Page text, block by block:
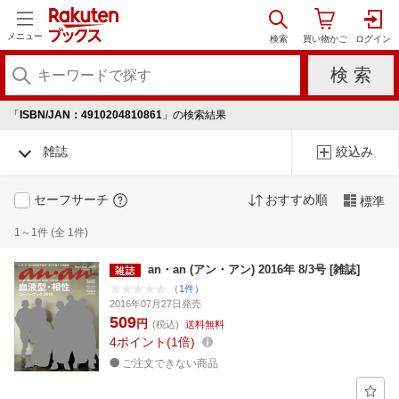
メニュー
「 ISBN/JAN：4910204810861 」の検索結果
雑誌 絞込み
セーフサーチ おすすめ順 標準
1～1件 (全 1件)
an・an (アン・アン) 2016年 8/3号 [雑誌]
（1件）
2016年07月27日発売
509円 (税込) 送料無料
4ポイント 1倍
ご注文できない商品